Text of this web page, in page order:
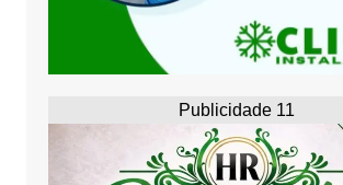
Publicidade 11